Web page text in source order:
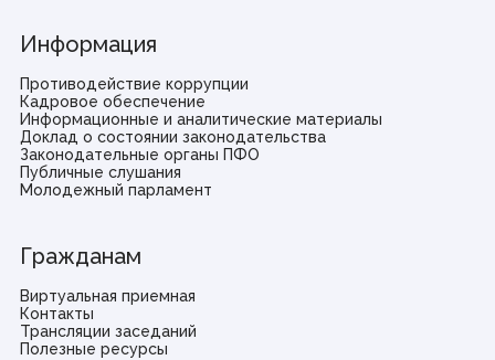
Информация
Противодействие коррупции
Кадровое обеспечение
Информационные и аналитические материалы
Доклад о состоянии законодательства
Законодательные органы ПФО
Публичные слушания
Молодежный парламент
Гражданам
Виртуальная приемная
Контакты
Трансляции заседаний
Полезные ресурсы